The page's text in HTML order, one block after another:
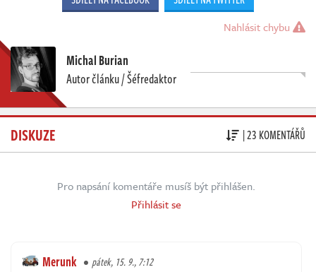
Nahlásit chybu
Michal Burian
Autor článku / Šéfredaktor
DISKUZE | 23 KOMENTÁŘŮ
Pro napsání komentáře musíš být přihlášen.
Přihlásit se
Merunk pátek, 15. 9., 7:12